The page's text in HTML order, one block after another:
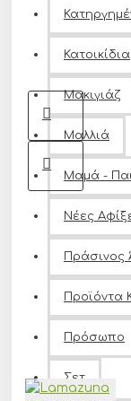
Κατοικίδια
Μακιγιάζ
Μαλλιά
Μαμά -
Νέες
Πράσινος
Προϊόντα
Πρόσωπο
Σετ
11,40€
15,20€
Αγόρασε
τώρα